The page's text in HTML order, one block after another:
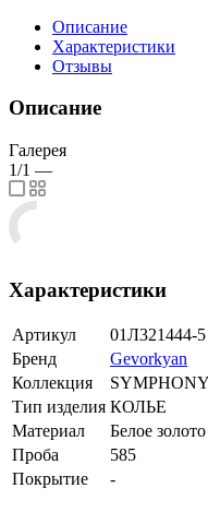
Описание
Характеристики
Отзывы
Описание
Галерея
1/1 —
Характеристики
Артикул
01Л321444-5
Бренд
Gevorkyan
Коллекция
Тип изделия КОЛЬЕ
Материал
Белое золото
Проба
585
Покрытие
-